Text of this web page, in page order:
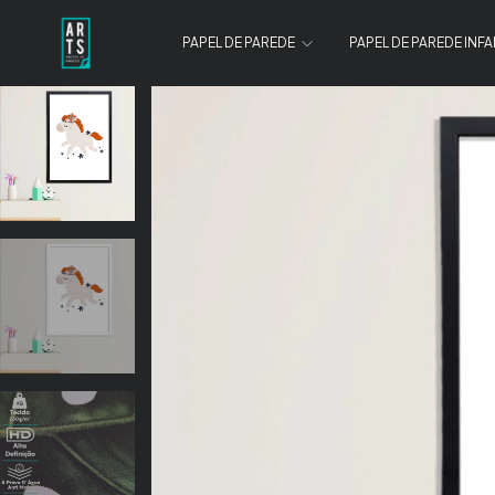
PAPEL DE PAREDE PAPEL DE PAREDE